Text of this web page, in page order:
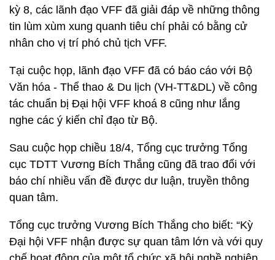
kỳ 8, các lãnh đạo VFF đã giải đáp về những thông
tin lùm xùm xung quanh tiêu chí phải có bằng cử
nhân cho vị trí phó chủ tịch VFF.
Tại cuộc họp, lãnh đạo VFF đã có báo cáo với Bộ
Văn hóa - Thể thao & Du lịch (VH-TT&DL) về công
tác chuẩn bị Đại hội VFF khoá 8 cũng như lắng
nghe các ý kiến chỉ đạo từ Bộ.
Sau cuộc họp chiều 18/4, Tổng cục trưởng Tổng
cục TDTT Vương Bích Thắng cũng đã trao đổi với
báo chí nhiều vấn đề được dư luận, truyền thông
quan tâm.
Tổng cục trưởng Vương Bích Thắng cho biết: “Kỳ
Đại hội VFF nhận được sự quan tâm lớn và với quy